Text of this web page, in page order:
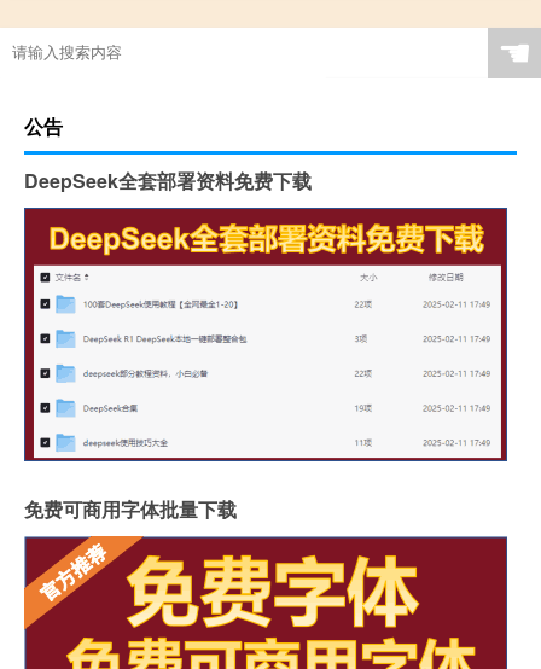
☚
公告
DeepSeek全套部署资料免费下载
免费可商用字体批量下载